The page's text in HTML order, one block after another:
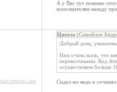
А у Вас тут помимо
исполнителям между
был изменен или
Цитата (Самойлов
Добрый день,
Нам очень жаль, что
перевозчиками. Код
осуществляем больше
Сидел же ведь и